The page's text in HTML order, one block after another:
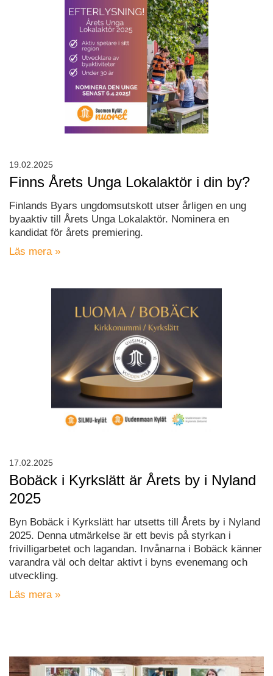
Finns Årets Unga Lokalaktör i din by?
Finlands Byars ungdomsutskott utser årligen en ung
byaaktiv till Årets Unga Lokalaktör. Nominera en
kandidat för årets premiering.
Läs mera »
19.02.2025
Bobäck i Kyrkslätt är Årets by i Nyland
2025
Byn Bobäck i Kyrkslätt har utsetts till Årets by i Nyland
2025. Denna utmärkelse är ett bevis på styrkan i
frivilligarbetet och lagandan. Invånarna i Bobäck känner
varandra väl och deltar aktivt i byns evenemang och
utveckling.
Läs mera »
17.02.2025